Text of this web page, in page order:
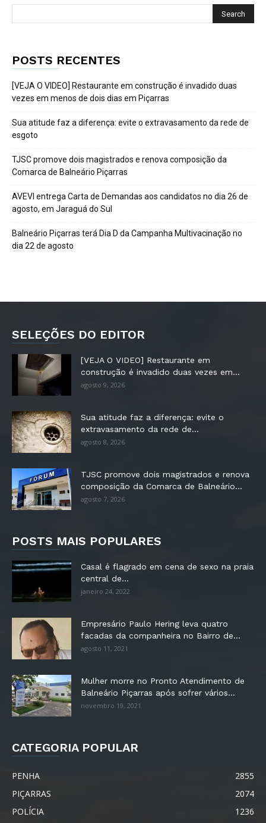
POSTS RECENTES
[VEJA O VIDEO] Restaurante em construção é invadido duas
vezes em menos de dois dias em Piçarras
Sua atitude faz a diferença: evite o extravasamento da rede de
esgoto
TJSC promove dois magistrados e renova composição da
Comarca de Balneário Piçarras
AVEVI entrega Carta de Demandas aos candidatos no dia 26 de
agosto, em Jaraguá do Sul
Balneário Piçarras terá Dia D da Campanha Multivacinação no
dia 22 de agosto
SELEÇÕES DO EDITOR
[VEJA O VIDEO] Restaurante em
construção é invadido duas vezes em...
agosto 9, 2026
Sua atitude faz a diferença: evite o
extravasamento da rede de...
agosto 8, 2026
TJSC promove dois magistrados e renova
composição da Comarca de Balneário...
agosto 7, 2026
POSTS MAIS POPULARES
Casal é flagrado em cena de sexo na praia
central de...
janeiro 24, 2022
Empresário Paulo Hering leva quatro
facadas da companheira no Bairro de...
agosto 11, 2021
Mulher morre no Pronto Atendimento de
Balneário Piçarras após sofrer vários...
novembro 19, 2021
CATEGORIA POPULAR
PENHA
2855
PIÇARRAS
2074
POLÍCIA
1236